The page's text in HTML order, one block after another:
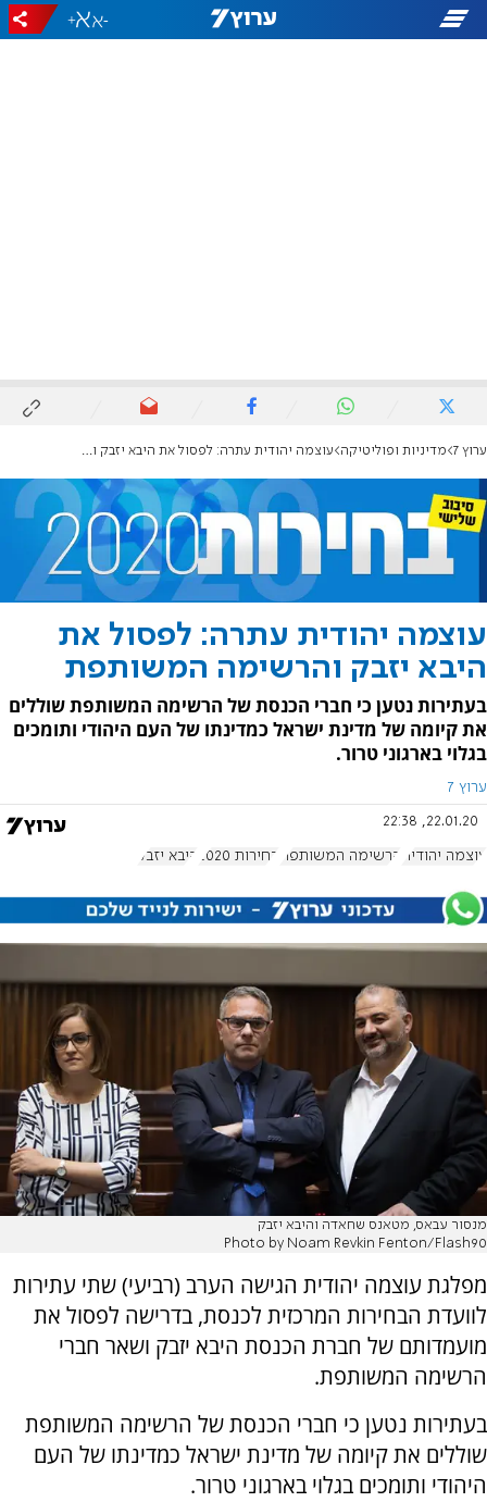
-
+
ערוץ 7 מדיניות ופוליטיקה עוצמה יהודית עתרה: לפסול את היבא יזבק והרשימה המשותפת
עוצמה יהודית עתרה: לפסול את
היבא יזבק והרשימה המשותפת
בעתירות נטען כי חברי הכנסת של הרשימה המשותפת שוללים
את קיומה של מדינת ישראל כמדינתו של העם היהודי ותומכים
בגלוי בארגוני טרור.
ערוץ 7
22.01.20, 22:38
עוצמה יהודית הרשימה המשותפת בחירות 2020 היבא יזבק
מנסור עבאס, מטאנס שחאדה והיבא יזבק
Photo by Noam Revkin Fenton/Flash90
מפלגת עוצמה יהודית הגישה הערב (רביעי) שתי עתירות
לוועדת הבחירות המרכזית לכנסת, בדרישה לפסול את
מועמדותם של חברת הכנסת היבא יזבק ושאר חברי
הרשימה המשותפת.
בעתירות נטען כי חברי הכנסת של הרשימה המשותפת
שוללים את קיומה של מדינת ישראל כמדינתו של העם
היהודי ותומכים בגלוי בארגוני טרור.